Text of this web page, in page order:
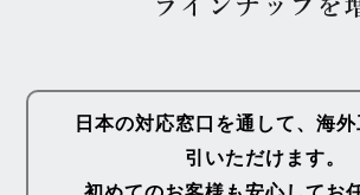
日本の対応窓口を通して、海
引いただけます。